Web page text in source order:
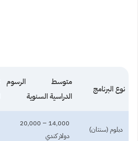
نوع البرنامج
متوسط الرسوم
الدراسية السنوية
دبلوم (سنتان)
14,000 – 20,000
دولار كندي